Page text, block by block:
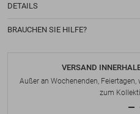
DETAILS
BRAUCHEN SIE HILFE?
VERSAND
Außer an Wochenenden,
zum